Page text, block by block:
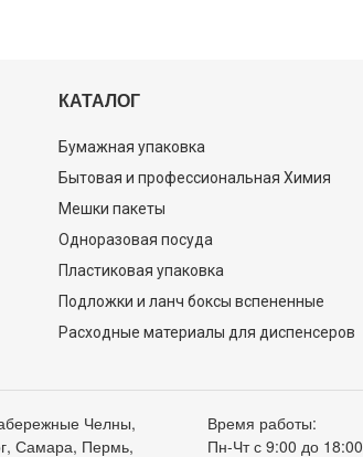
КАТАЛОГ
Бумажная упаковка
Бытовая и профессиональная Химия
Мешки пакеты
Одноразовая посуда
Пластиковая упаковка
Подложки и ланч боксы вспененные
Расходные материалы для диспенсеров
Челны,
Самара, Пермь,
Время работы:
Пн-Чт с 9:00 до 18:00